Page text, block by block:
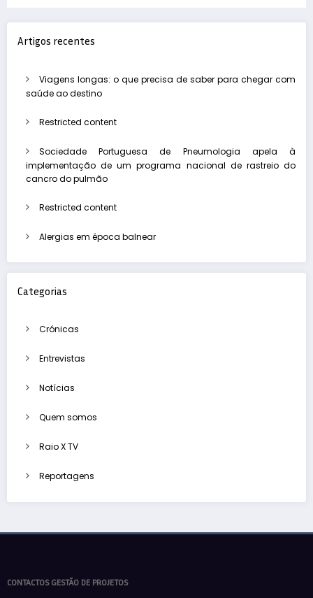
respiratórios
Artigos recentes
Viagens longas: o que precisa de saber para chegar com
saúde ao destino
Restricted content
Sociedade Portuguesa de Pneumologia apela à
implementação de um programa nacional de rastreio do
cancro do pulmão
Restricted content
Alergias em época balnear
Categorias
Crónicas
Entrevistas
Notícias
Quem somos
Raio X TV
Reportagens
CONTACTOS GESTÃO DE PROJETOS